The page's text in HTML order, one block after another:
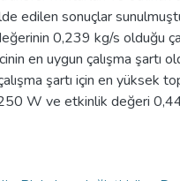
edilen sonuçlar
0,239 kg/s olduğu
en uygun çalışma şartı
şartı için en yüksek
W ve etkinlik değeri